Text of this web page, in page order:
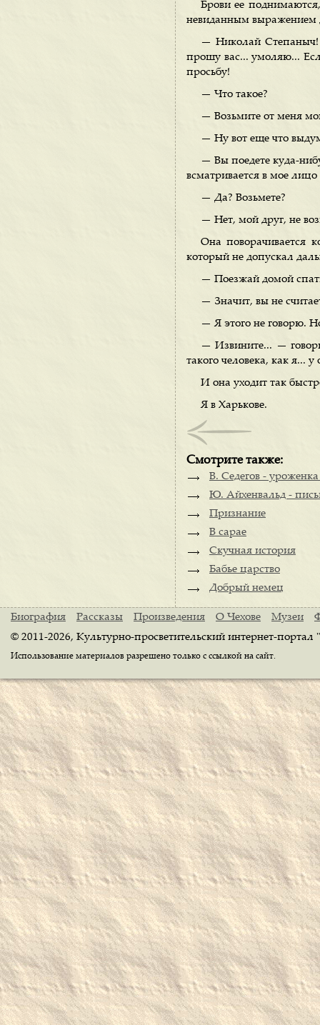
Брови ее
невиданным выражением
— Николай
прошу вас... умоляю...
просьбу!
— Что такое?
— Возьмите от меня
— Ну вот еще что
— Вы поедете куда-
всматривается в мое лицо
— Да? Возьмете?
— Нет, мой друг, не
Она поворачивается
который не допускал
— Поезжай домой
— Значит, вы не
— Я этого не говорю.
— Извините... —
такого человека, как я...
И она уходит так
Я в Харькове.
Смотрите также:
В. Седегов - уроженка
Ю. Айхенвальд -
Признание
В сарае
Скучная история
Бабье царство
Добрый немец
Биография Рассказы Произведения О Чехове Музеи
© 2011-2026, Культурно-просветительский интернет-
Использование материалов разрешено только с ссылкой на сайт.